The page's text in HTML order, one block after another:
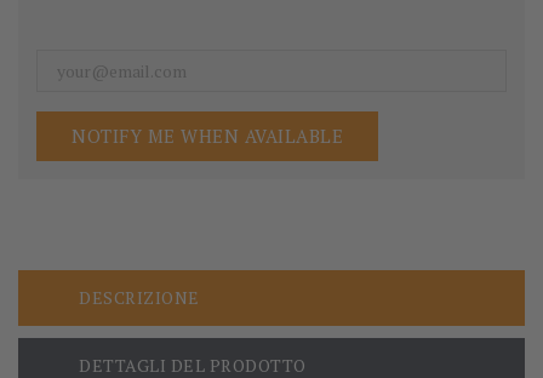
NOTIFY ME WHEN AVAILABLE
DESCRIZIONE
DETTAGLI DEL PRODOTTO